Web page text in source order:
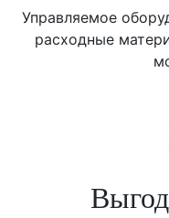
Управляемое
расходные